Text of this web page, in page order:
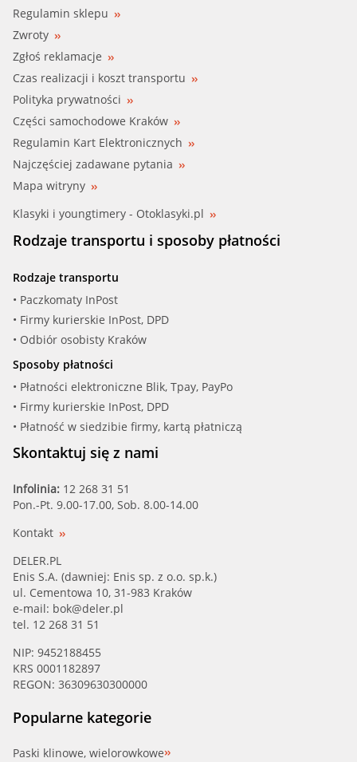
Regulamin sklepu
Zwroty
Zgłoś reklamacje
Czas realizacji i koszt transportu
Polityka prywatności
Części samochodowe Kraków
Regulamin Kart Elektronicznych
Najczęściej zadawane pytania
Mapa witryny
Klasyki i youngtimery - Otoklasyki.pl
Rodzaje transportu i sposoby płatności
Rodzaje transportu
• Paczkomaty InPost
• Firmy kurierskie InPost, DPD
• Odbiór osobisty Kraków
Sposoby płatności
• Płatności elektroniczne Blik, Tpay, PayPo
• Firmy kurierskie InPost, DPD
• Płatność w siedzibie firmy, kartą płatniczą
Skontaktuj się z nami
Infolinia: 12 268 31 51
Pon.-Pt. 9.00-17.00, Sob. 8.00-14.00
Kontakt
DELER.PL
Enis S.A. (dawniej: Enis sp. z o.o. sp.k.)
ul. Cementowa 10, 31-983 Kraków
e-mail: bok@deler.pl
tel. 12 268 31 51
NIP: 9452188455
KRS 0001182897
REGON: 36309630300000
Popularne kategorie
Paski klinowe, wielorowkowe